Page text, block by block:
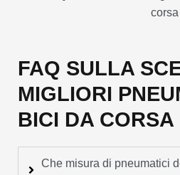
FAQ SULLA
MIGLIORI
BICI DA CORSA
Che misura di pneumatici